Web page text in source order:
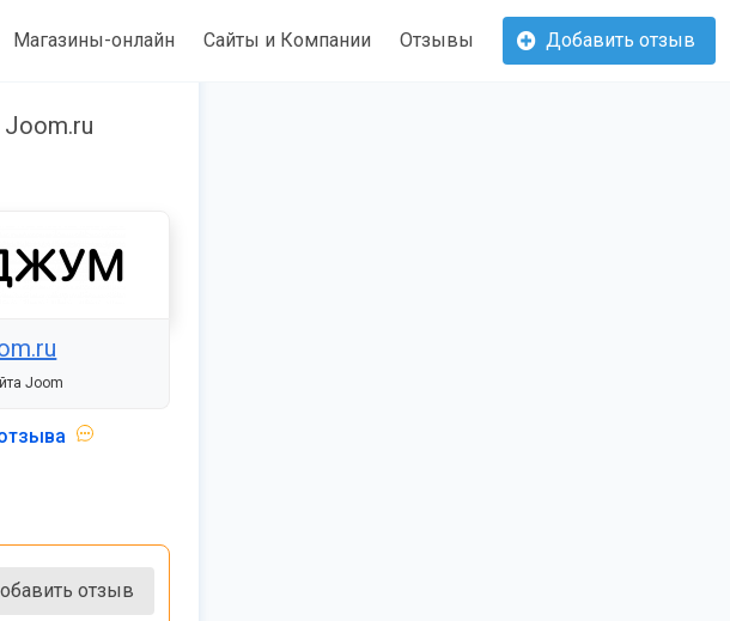
Магазины-онлайн Сайты и Компании Отзывы Добавить отзыв
Joom
отзыв